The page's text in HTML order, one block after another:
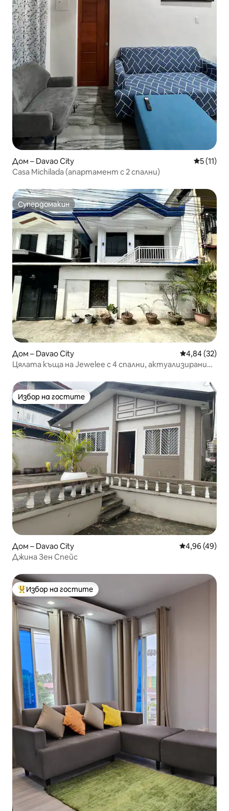
Дом – Davao City Средна
5 (11)
Casa Michilada (апартамент с 2 спални)
Супердомакин
Супердомакин
Дом – Davao City Средна
4,84 (32)
Цялата къща на Jewelee с 4 спални, актуализирани
Избор на гостите
Избор на гостите
Дом – Davao City Средна
4,96 (49)
Джина Зен Спейс
Най-популярен избор на гостите
Избор на гостите